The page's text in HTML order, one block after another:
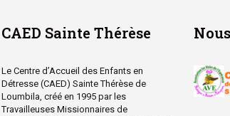
CAED Sainte Thérèse
Le Centre d’Accueil des Enfants en
Détresse (CAED) Sainte Thérèse de
Loumbila, créé en 1995 par les
Travailleuses Missionnaires de